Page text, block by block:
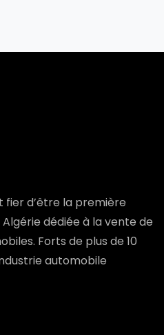
fier d’être la première
dédiée à la vente de
Forts de plus de 10
automobile